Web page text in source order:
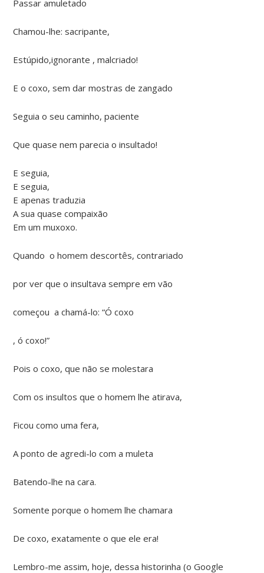
Passar amuletado
Chamou-lhe: sacripante,
Estúpido,ignorante , malcriado!
E o coxo, sem dar mostras de zangado
Seguia o seu caminho, paciente
Que quase nem parecia o insultado!
E seguia,
E seguia,
E apenas traduzia
A sua quase compaixão
Em um muxoxo.
Quando o homem descortês, contrariado
por ver que o insultava sempre em vão
começou a chamá-lo: “Ó coxo
, ó coxo!”
Pois o coxo, que não se molestara
Com os insultos que o homem lhe atirava,
Ficou como uma fera,
A ponto de agredi-lo com a muleta
Batendo-lhe na cara.
Somente porque o homem lhe chamara
De coxo, exatamente o que ele era!
Lembro-me assim, hoje, dessa historinha (o Google